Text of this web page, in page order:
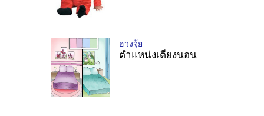
ฮวงจุ้ย
ตำแหน่งเตียงนอน